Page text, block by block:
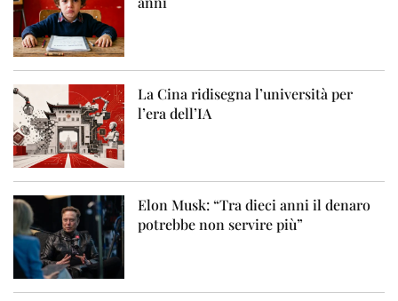
La Cina ridisegna l’università per
l’era dell’IA
Elon Musk: “Tra dieci anni il denaro
potrebbe non servire più”